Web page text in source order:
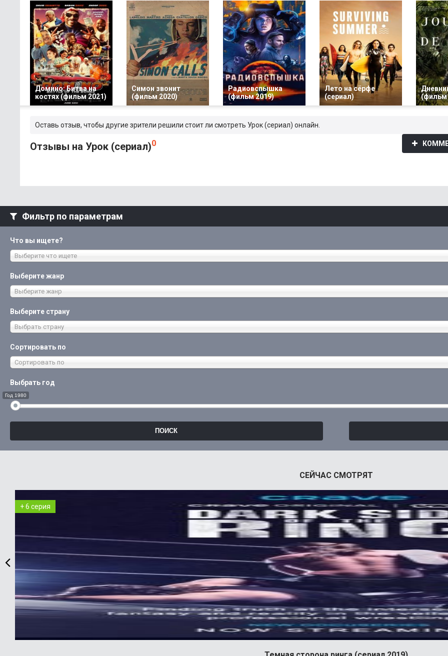
Домино: Битва на
костях (фильм 2021)
Симон звонит
(фильм 2020)
Радиовспышка
(фильм 2019)
Лето на сёрфе
(сериал)
(фильм
Оставь отзыв, чтобы другие зрители решили стоит ли смотреть Урок (сериал) онлайн.
Отзывы на Урок (сериал)0
Фильтр по параметрам
Что вы ищете?
Выберите что ищете
Выберите жанр
Выберите жанр
Выберите страну
Выбрать страну
Сортировать по
Сортировать по
Выбрать год
Год 1980
СЕЙЧАС СМОТРЯТ
+ 6 серия